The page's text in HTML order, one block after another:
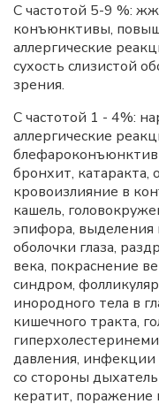
С частотой 5-9 %:
конъюнктивы,
аллергические
сухость слизистой
зрения.
С частотой 1 - 4%:
аллергические
бронхит,
кровоизлияние в
кашель,
эпифора, выделения
оболочки глаза,
века, покраснение
синдром,
инородного тела в
кишечного тракта,
давления, инфекции
со стороны
кератит,